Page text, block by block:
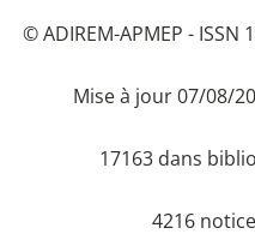
© ADIREM-APMEP - ISSN
Mise à jour 07/08/
17163 dans
4216